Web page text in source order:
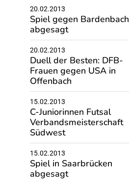
20.02.2013
Spiel gegen Bardenbach
abgesagt
20.02.2013
Duell der Besten: DFB-
Frauen gegen USA in
Offenbach
15.02.2013
C-Juniorinnen Futsal
Verbandsmeisterschaft
Südwest
15.02.2013
Spiel in Saarbrücken
abgesagt